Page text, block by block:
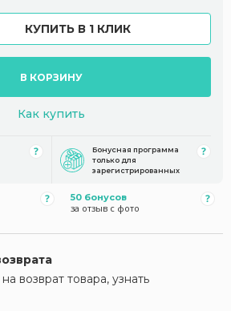
КУПИТЬ В 1 КЛИК
В КОРЗИНУ
Как купить
Бонусная программа
только для
зарегистрированных
50 бонусов
за отзыв с фото
возврат товара, узнать